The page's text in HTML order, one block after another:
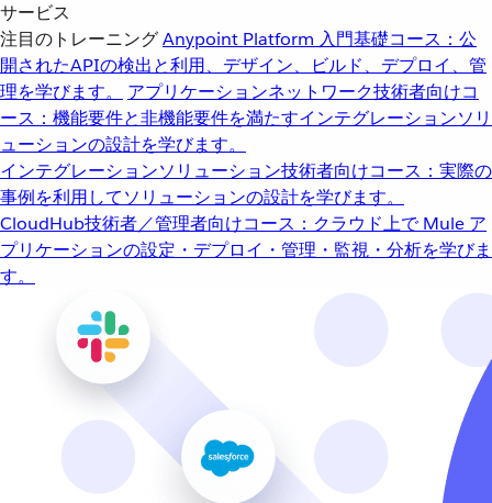
サービス
注目のトレーニングAnypoint Platform 入門基礎コース：公
開されたAPIの検出と利用、デザイン、ビルド、デプロイ、管
理を学びます。
アプリケーションネットワーク技術者向けコ
ース：機能要件と非機能要件を満たすインテグレーションソリ
ューションの設計を学びます。
インテグレーションソリューション技術者向けコース：実際の
事例を利用してソリューションの設計を学びます。
CloudHub技術者／管理者向けコース：クラウド上で Mule ア
プリケーションの設定・デプロイ・管理・監視・分析を学びま
す。